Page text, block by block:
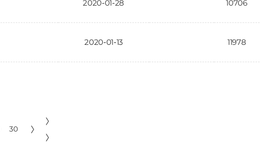
2020-01-28 10706
2020-01-13 11978
30 〉
〉
〉